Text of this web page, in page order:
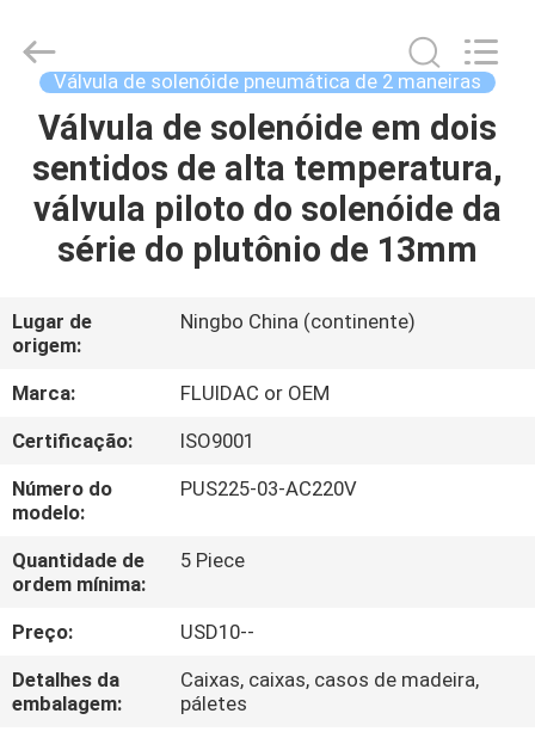
CASA
PRODUTOS
SOBRE
NÓS
EXCURSÃO
DA
FÁBRICA
CONTROLE
DA
QUALIDADE
FLUID
AUTOMATIC
CONTROL
CO.,LTD.
Reserved.
Válvula de solenóide pneumática de 2 maneiras
Válvula de solenóide em dois
sentidos de alta temperatura,
válvula piloto do solenóide da
série do plutônio de 13mm
Lugar de
origem:
Ningbo China (continente)
Marca:
FLUIDAC or OEM
Certificação:
ISO9001
Número do
modelo:
PUS225-03-AC220V
Quantidade de
ordem mínima:
5 Piece
Preço:
USD10--
Detalhes da
embalagem:
Caixas, caixas, casos de madeira,
páletes